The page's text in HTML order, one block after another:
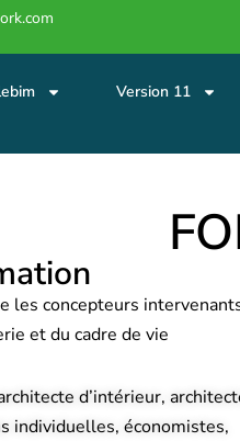
Version 11
les concepteurs
et du cadre de vie
d’intérieur,
individuelles, économistes,